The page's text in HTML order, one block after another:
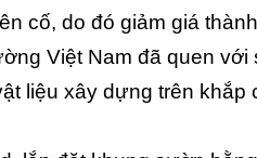
cố, do đó giảm giá
Việt Nam đã quen với
liệu xây dựng trên